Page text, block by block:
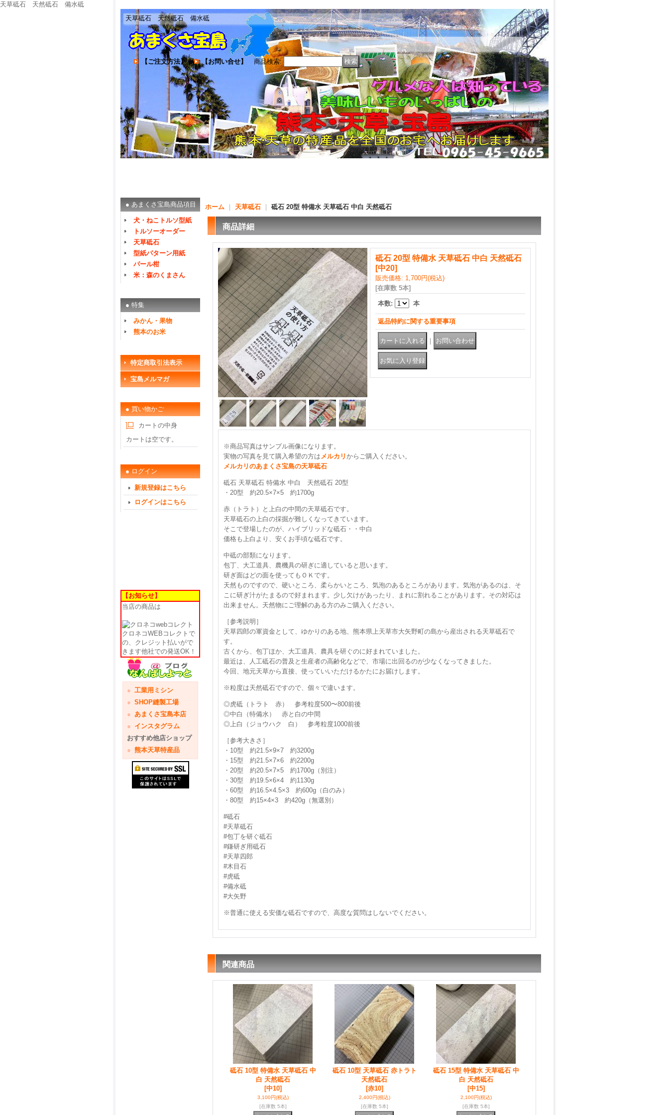
天草砥石 天然砥石 備水砥
天草砥石 天然砥石 備水砥
【ご注文方法】｜ 【お問い合せ】 商品検索:
● あまくさ宝島商品項目
犬・ねこトルソ型紙
トルソーオーダー
天草砥石
型紙パターン用紙
パール柑
米：森のくまさん
● 特集
みかん・果物
熊本のお米
特定商取引法表示
宝島メルマガ
● 買い物かご
カートの中身
カートは空です。
● ログイン
新規登録はこちら
ログインはこちら
【お知らせ】
当店の商品は
クロネコWEBコレクトで
の、クレジット払いがで
きます他社での発送OK！
● 工業用ミシン
● SHOP縫製工場
● あまくさ宝島本店
● インスタグラム
おすすめ他店ショップ
● 熊本天草特産品
ホーム 天草砥石 砥石 20型 特備水 天草砥石 中白 天然砥石
商品詳細
砥石 20型 特備水 天草砥石 中白 天然砥石
[中20]
販売価格: 1,700円(税込)
[在庫数 5本]
本数: 本
返品特約に関する重要事項
｜
※商品写真はサンプル画像になります。
実物の写真を見て購入希望の方はメルカリからご購入ください。
メルカリのあまくさ宝島の天草砥石
砥石 天草砥石 特備水 中白 天然砥石 20型
・20型 約20.5×7×5 約1700g
赤（トラト）と上白の中間の天草砥石です。
天草砥石の上白の採掘が難しくなってきています。
そこで登場したのが、ハイブリッドな砥石・・中白
価格も上白より、安くお手頃な砥石です。
中砥の部類になります。
包丁、大工道具、農機具の研ぎに適していると思います。
研ぎ面はどの面を使ってもＯＫです。
天然ものですので、硬いところ、柔らかいところ、気泡のあるところがあります。気泡があるのは、そ
こに研ぎ汁がたまるので好まれます。少し欠けがあったり、まれに割れることがあります。その対応は
出来ません。天然物にご理解のある方のみご購入ください。
［参考説明］
天草四郎の軍資金として、ゆかりのある地、熊本県上天草市大矢野町の島から産出される天草砥石で
す。
古くから、包丁ほか、大工道具、農具を研ぐのに好まれていました。
最近は、人工砥石の普及と生産者の高齢化などで、市場に出回るのが少なくなってきました。
今回、地元天草から直接、使っていいただけるかたにお届けします。
※粒度は天然砥石ですので、個々で違います。
◎虎砥（トラト 赤） 参考粒度500〜800前後
◎中白（特備水） 赤と白の中間
◎上白（ジョウハク 白） 参考粒度1000前後
［参考大きさ］
・10型 約21.5×9×7 約3200g
・15型 約21.5×7×6 約2200g
・20型 約20.5×7×5 約1700g（別注）
・30型 約19.5×6×4 約1130g
・60型 約16.5×4.5×3 約600g（白のみ）
・80型 約15×4×3 約420g（無選別）
#砥石
#天草砥石
#包丁を研ぐ砥石
#鎌研ぎ用砥石
#天草四郎
#木目石
#虎砥
#備水砥
#大矢野
※普通に使える安価な砥石ですので、高度な質問はしないでください。
関連商品
砥石 10型 特備水 天草砥石 中
白 天然砥石
[中10]
3,100円(税込)
[在庫数 5本]
砥石 10型 天草砥石 赤トラト
天然砥石
[赤10]
2,400円(税込)
[在庫数 5本]
砥石 15型 特備水 天草砥石 中
白 天然砥石
[中15]
2,100円(税込)
[在庫数 5本]